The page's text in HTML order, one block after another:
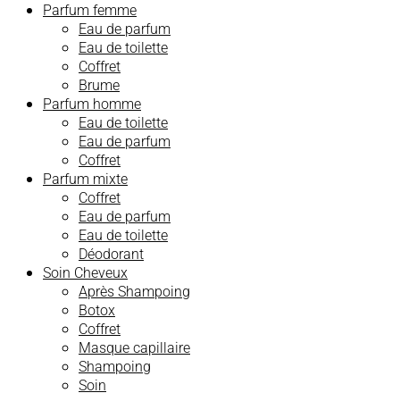
Parfum femme
Eau de parfum
Eau de toilette
Coffret
Brume
Parfum homme
Eau de toilette
Eau de parfum
Coffret
Parfum mixte
Coffret
Eau de parfum
Eau de toilette
Déodorant
Soin Cheveux
Après Shampoing
Botox
Coffret
Masque capillaire
Shampoing
Soin